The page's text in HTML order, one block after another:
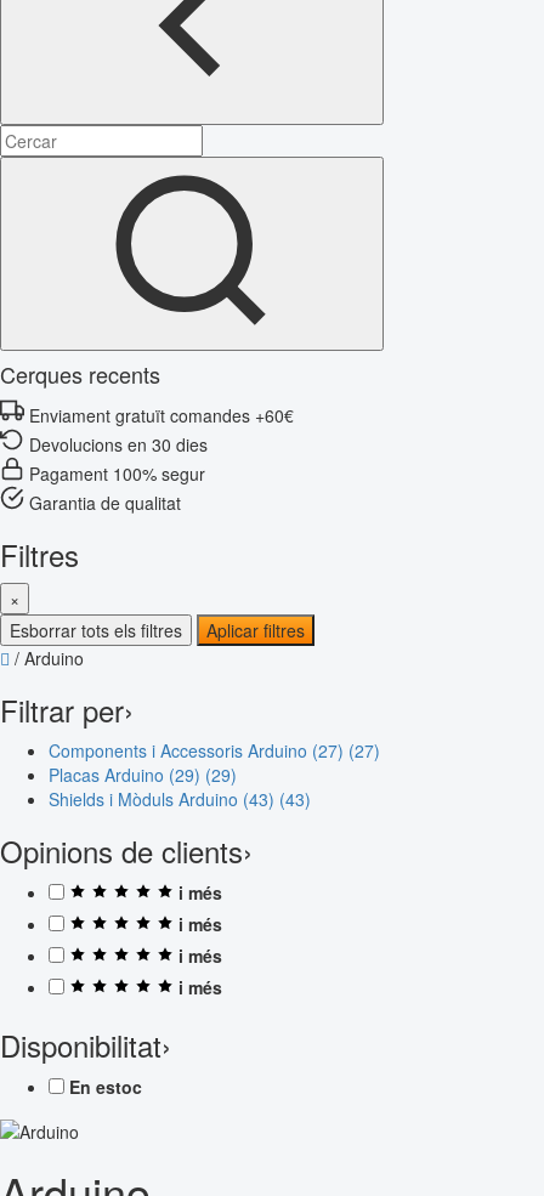
Cerques recents
Enviament gratuït comandes +60€
Devolucions en 30 dies
Pagament 100% segur
Garantia de qualitat
Filtres
×
Esborrar tots els filtres
Aplicar filtres
/ Arduino
Filtrar per›
Components i Accessoris Arduino (27) (27)
Placas Arduino (29) (29)
Shields i Mòduls Arduino (43) (43)
Opinions de clients›
i més
i més
i més
i més
Disponibilitat›
En estoc